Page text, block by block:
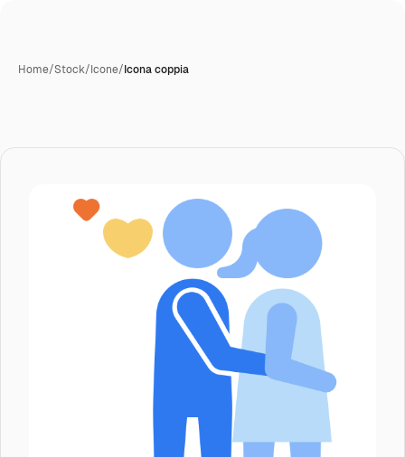
Home/Stock/Icone/Icona coppia